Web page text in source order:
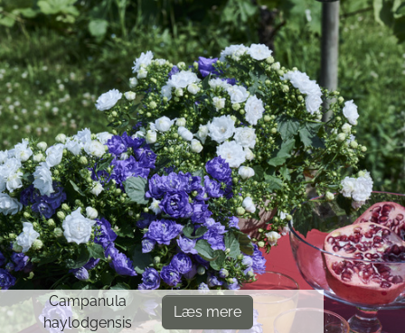
Campanula
haylodgensis
Læs mere